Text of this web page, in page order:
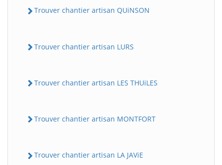
Trouver chantier artisan QUiNSON
Trouver chantier artisan LURS
Trouver chantier artisan LES THUiLES
Trouver chantier artisan MONTFORT
Trouver chantier artisan LA JAViE